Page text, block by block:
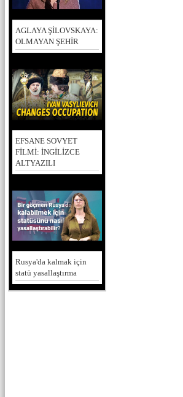
AGLAYA ŞİLOVSKAYA:
OLMAYAN ŞEHİR
EFSANE SOVYET
FİLMİ: İNGİLİZCE
ALTYAZILI
Rusya'da kalmak için
statü yasallaştırma